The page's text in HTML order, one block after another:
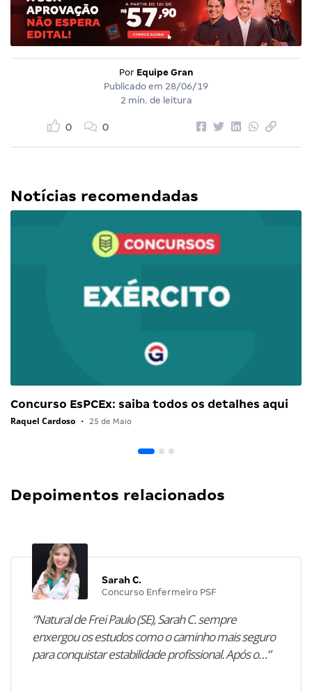
Por Equipe Gran
Publicado em 28/06/19
2 min. de leitura
0 0
Notícias recomendadas
Concurso EsPCEx: saiba todos os detalhes aqui
Raquel Cardoso • 25 de Maio
Depoimentos relacionados
Sarah C.
Concurso Enfermeiro PSF
“Natural de Frei Paulo (SE), Sarah C. sempre
enxergou os estudos como o caminho mais seguro
para conquistar estabilidade profissional. Após o…”